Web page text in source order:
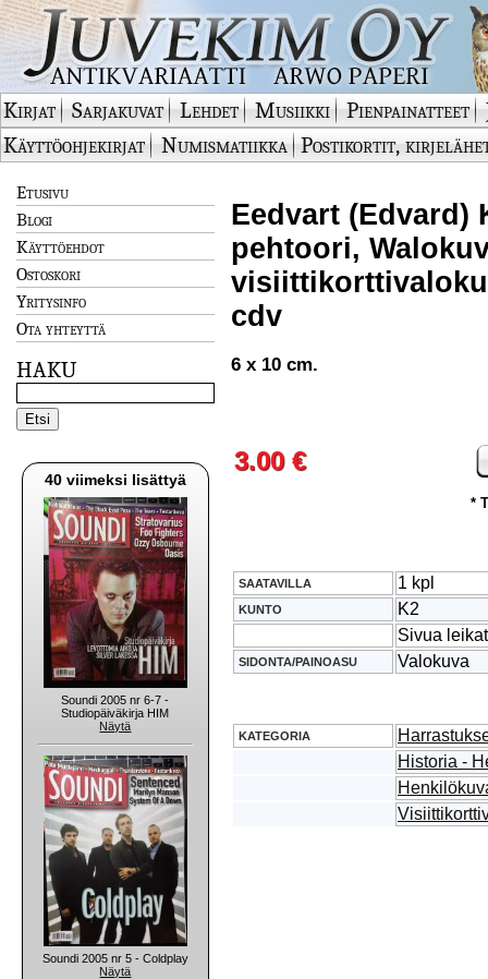
Kirjat Sarjakuvat Lehdet Musiikki Pienpainatteet
Käyttöohjekirjat
Numismatiikka Postikortit,
Etusivu
Blogi
Käyttöehdot
Ostoskori
Yritysinfo
Ota yhteyttä
HAKU
40 viimeksi lisättyä
Soundi 2005 nr 6-7 -
Studiopäiväkirja HIM
Näytä
Soundi 2005 nr 5 - Coldplay
Näytä
Eedvart (Edvard)
pehtoori,
cdv
6 x 10 cm.
3.00 €
*
SAATAVILLA 1 kpl
KUNTO
K2
Sivua
SIDONTA/PAINOASU Valokuva
KATEGORIA
Historia -